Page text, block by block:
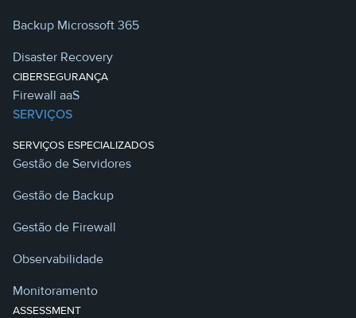
Backup Microssoft 365
Disaster Recovery
CIBERSEGURANÇA
Firewall aaS
SERVIÇOS
SERVIÇOS ESPECIALIZADOS
Gestão de Servidores
Gestão de Backup
Gestão de Firewall
Observabilidade
Monitoramento
ASSESSMENT